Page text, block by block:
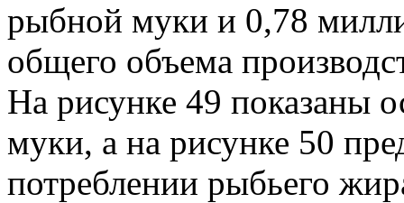
рыбной муки и 0,78
общего объема
На рисунке 49 показаны
муки, а на рисунке 50
потреблении рыбьего